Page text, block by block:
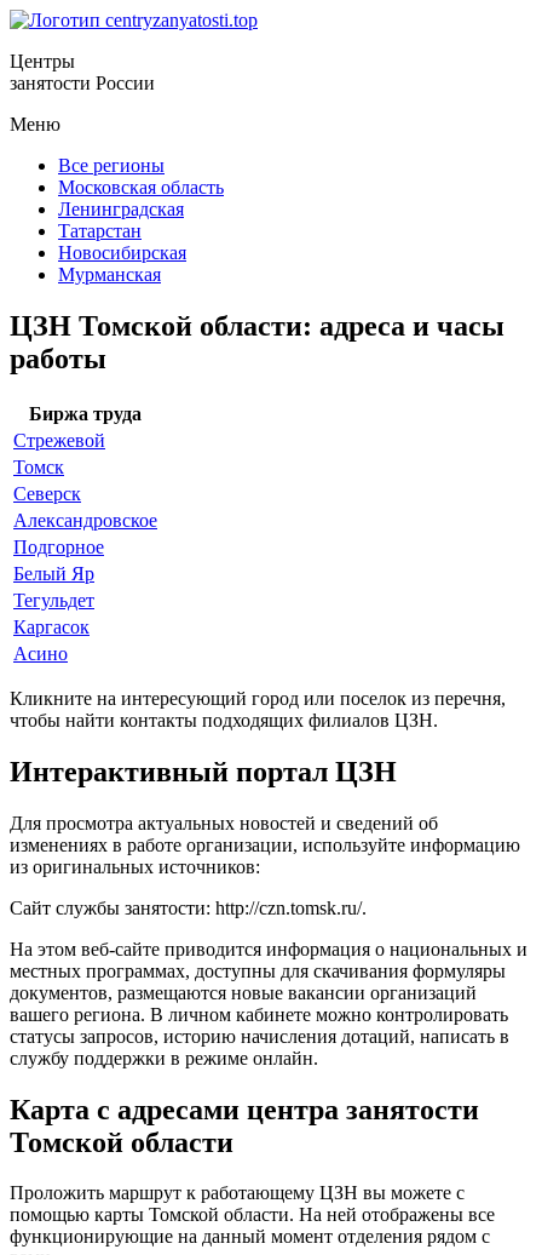
Центры
занятости России
Меню
Все регионы
Московская область
Ленинградская
Татарстан
Новосибирская
Мурманская
ЦЗН Томской области: адреса и часы
работы
Биржа труда
Стрежевой
Томск
Северск
Александровское
Подгорное
Белый Яр
Тегульдет
Каргасок
Асино
Кликните на интересующий город или поселок из перечня,
чтобы найти контакты подходящих филиалов ЦЗН.
Интерактивный портал ЦЗН
Для просмотра актуальных новостей и сведений об
изменениях в работе организации, используйте информацию
из оригинальных источников:
Сайт службы занятости: http://czn.tomsk.ru/.
На этом веб-сайте приводится информация о национальных и
местных программах, доступны для скачивания формуляры
документов, размещаются новые вакансии организаций
вашего региона. В личном кабинете можно контролировать
статусы запросов, историю начисления дотаций, написать в
службу поддержки в режиме онлайн.
Карта с адресами центра занятости
Томской области
Проложить маршрут к работающему ЦЗН вы можете с
помощью карты Томской области. На ней отображены все
функционирующие на данный момент отделения рядом с